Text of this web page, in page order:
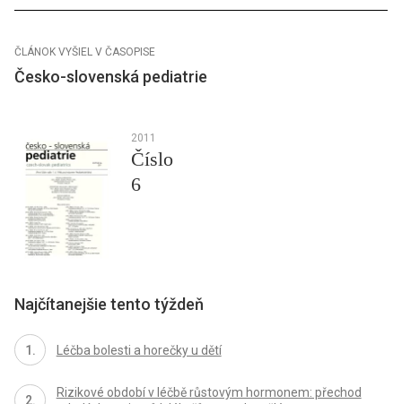
ČLÁNOK VYŠIEL V ČASOPISE
Česko-slovenská pediatrie
2011
Číslo
6
Najčítanejšie tento týždeň
Léčba bolesti a horečky u dětí
Rizikové období v léčbě růstovým hormonem: přechod